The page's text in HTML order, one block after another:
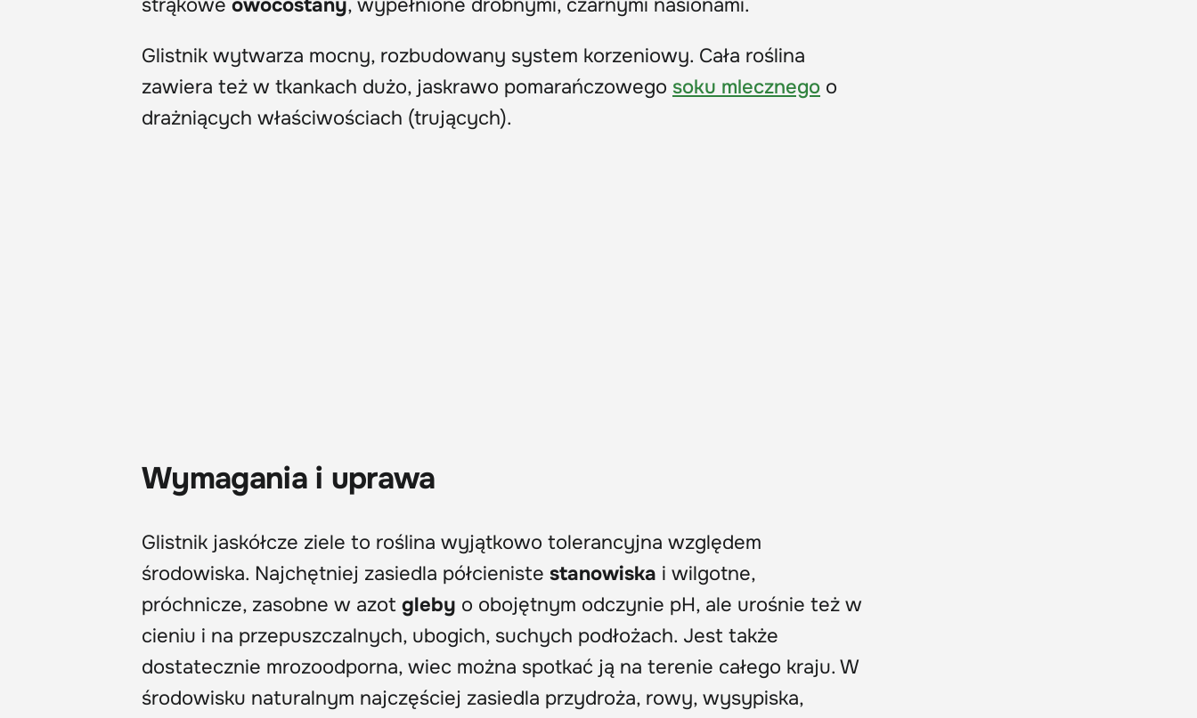
strąkowe owocostany, wypełnione drobnymi, czarnymi nasionami.
Glistnik wytwarza mocny, rozbudowany system korzeniowy. Cała roślina
zawiera też w tkankach dużo, jaskrawo pomarańczowego soku mlecznego o
drażniących właściwościach (trujących).
Wymagania i uprawa
Glistnik jaskółcze ziele to roślina wyjątkowo tolerancyjna względem
środowiska. Najchętniej zasiedla półcieniste stanowiska i wilgotne,
próchnicze, zasobne w azot gleby o obojętnym odczynie pH, ale urośnie też w
cieniu i na przepuszczalnych, ubogich, suchych podłożach. Jest także
dostatecznie mrozoodporna, wiec można spotkać ją na terenie całego kraju. W
środowisku naturalnym najczęściej zasiedla przydroża, rowy, wysypiska,